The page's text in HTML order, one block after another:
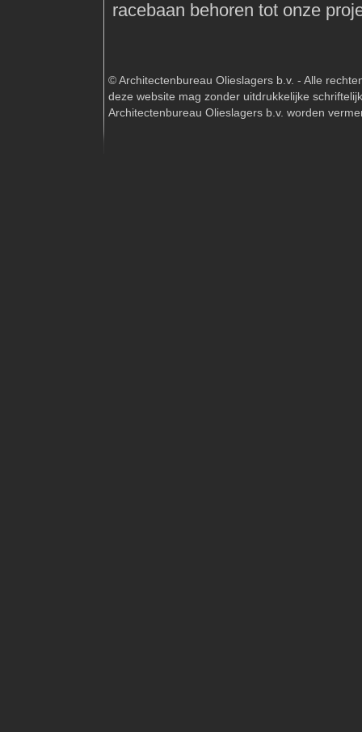
racebaan behoren tot onze
© Architectenbureau Olieslagers b.v. - Alle
deze website mag zonder uitdrukkelijke
Architectenbureau Olieslagers b.v. worden